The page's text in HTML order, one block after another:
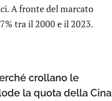
A fronte del marcato
tra il 2000 e il 2023.
crollano le
la quota della Cina